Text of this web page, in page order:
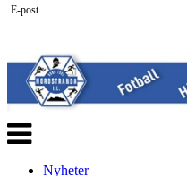
Veksle
navigasjon
Nyheter
E-post